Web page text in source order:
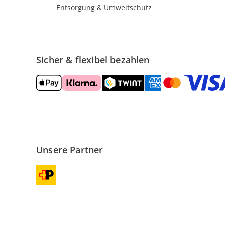
Entsorgung & Umweltschutz
Sicher & flexibel bezahlen
Unsere Partner